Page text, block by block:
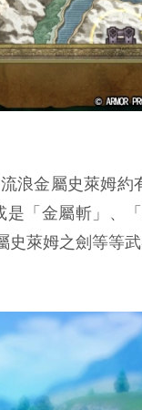
浪金屬史萊姆
「金屬斬」、
萊姆之劍等等武